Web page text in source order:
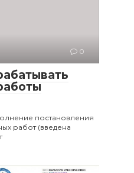
0
постановления
работ (введена